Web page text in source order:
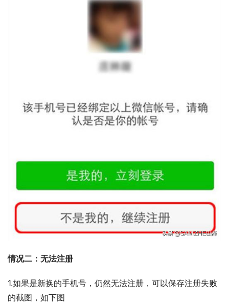
情况二：无法注册
1.如果是新换的手机号，仍然无法注册，可以保存注册失败
的截图，如下图